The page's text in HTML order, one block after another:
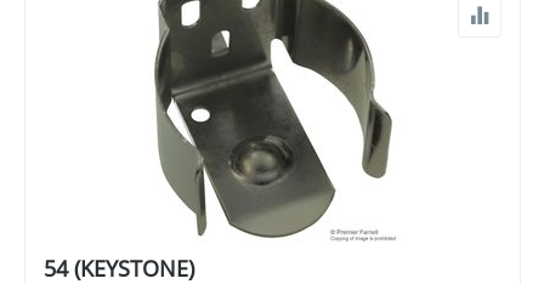
54 (KEYSTONE)